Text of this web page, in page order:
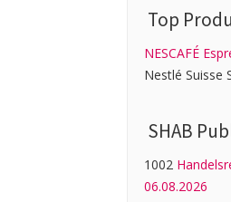
Top
NESCAFÉ
Nestlé Suisse
SHAB
1002
06.08.2026